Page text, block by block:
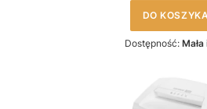
DO
Dostępność: